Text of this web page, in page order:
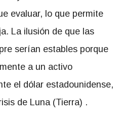
evaluar, lo que permite
La ilusión de que las
serían estables porque
a un activo
el dólar estadounidense,
de Luna (Tierra) .